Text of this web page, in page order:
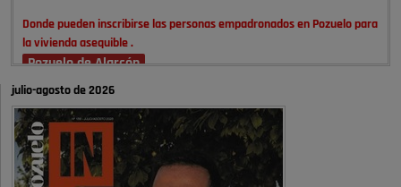
Donde pueden inscribirse las personas empadronados en Pozuelo para
la vivienda asequible .
Pozuelo de Alarcón
Pozuelo desbloquea
definitivamente Huerta Grande: las
obras …
También pienso que si no fuéramos tan sucios no haría falta denunciar
julio-agosto de 2026